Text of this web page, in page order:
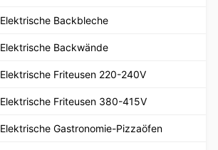
Elektrische Backbleche
Elektrische Backwände
Elektrische Friteusen 220-240V
Elektrische Friteusen 380-415V
Elektrische Gastronomie-Pizzaöfen